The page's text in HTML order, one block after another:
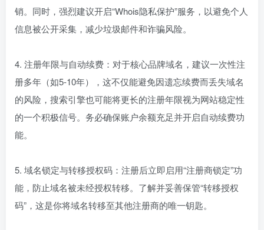
销。同时，强烈建议开启“Whois隐私保护”服务，以避免个人
信息被公开采集，减少垃圾邮件和诈骗风险。
4. 注册年限与自动续费：对于核心品牌域名，建议一次性注
册多年（如5-10年），这不仅能避免因遗忘续费而丢失域名
的风险，搜索引擎也可能将更长的注册年限视为网站稳定性
的一个积极信号。务必确保账户余额充足并开启自动续费功
能。
5. 域名锁定与转移授权码：注册后立即启用“注册商锁定”功
能，防止域名被未经授权转移。了解并妥善保管“转移授权
码”，这是你将域名转移至其他注册商的唯一钥匙。